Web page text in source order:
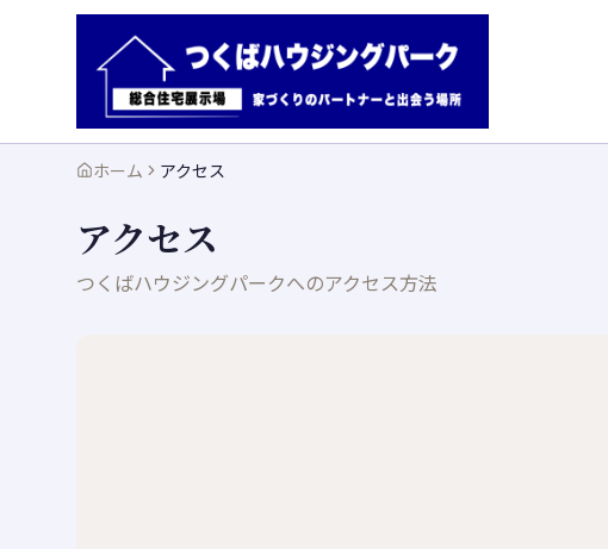
ホーム アクセス
アクセス
つくばハウジングパークへのアクセス方法